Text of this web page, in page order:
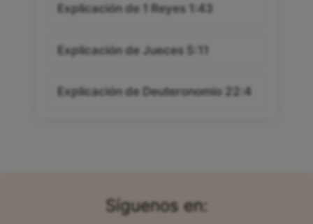
Explicación de 1 Reyes 1:43
Explicación de Jueces 5:11
Explicación de Deuteronomio 22:4
Síguenos en: